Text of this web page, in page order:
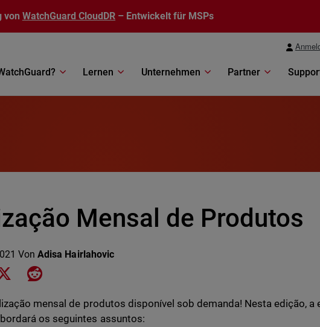
von WatchGuard CloudDR – Entwickelt für MSPs
Lernen Unternehmen Partner
Mensal de Produtos
VonAdisa Hairlahovic
on Facebook
Share on XShare on Reddit
mensal de produtos disponível sob demanda! Nesta edição, a
os seguintes assuntos: